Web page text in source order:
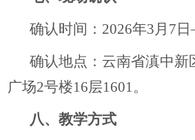
确认时间：2026年3月7日
确认地点：云南省滇中新
广场2号楼16层1601。
八、教学方式